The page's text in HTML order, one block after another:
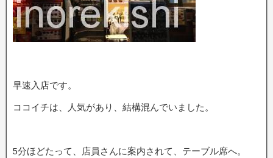
早速入店です。
ココイチは、人気があり、結構混んでいました。
5分ほどたって、店員さんに案内されて、テーブル席へ。